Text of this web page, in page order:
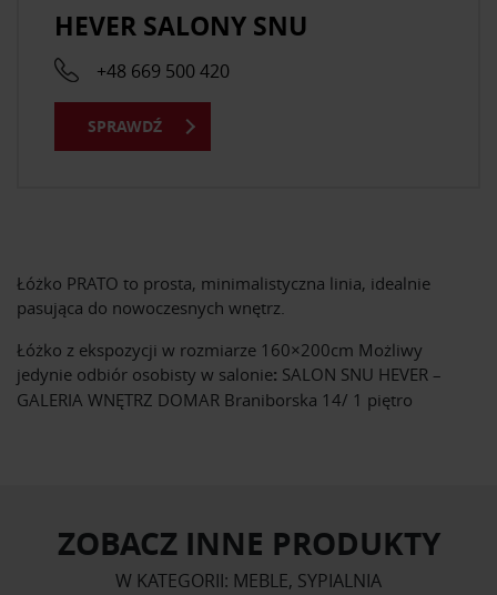
Łóżko PRATO to prosta, minimalistyczna linia, idealnie
pasująca do nowoczesnych wnętrz.
Łóżko z ekspozycji w rozmiarze 160×200cm Możliwy
jedynie odbiór osobisty w salonie: SALON SNU HEVER –
GALERIA WNĘTRZ DOMAR Braniborska 14/ 1 piętro
HEVER SALONY SNU
+48 669 500 420
SPRAWDŹ
ZOBACZ INNE PRODUKTY
W KATEGORII: MEBLE, SYPIALNIA